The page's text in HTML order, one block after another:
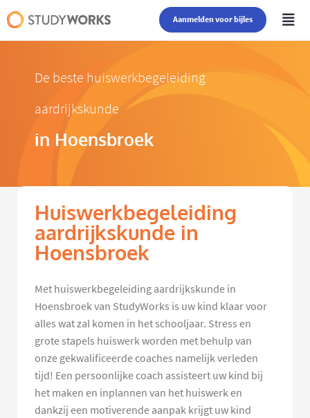
Aanmelden voor bijles
De beste huiswerkbegeleiding
aardrijkskunde
in Hoensbroek
Huiswerkbegeleiding
aardrijkskunde in
Hoensbroek
Met huiswerkbegeleiding aardrijkskunde in
Hoensbroek van StudyWorks is uw kind klaar voor
alles wat zal komen in het schooljaar. Stress en
grote stapels huiswerk worden met behulp van
onze gekwalificeerde coaches namelijk verleden
tijd! Een persoonlijke coach assisteert uw kind bij
het maken en inplannen van het huiswerk en
dankzij een motiverende aanpak krijgt uw kind